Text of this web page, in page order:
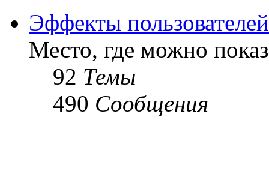
Эффекты пользователей
Место, где можно
92 Темы
490 Сообщения